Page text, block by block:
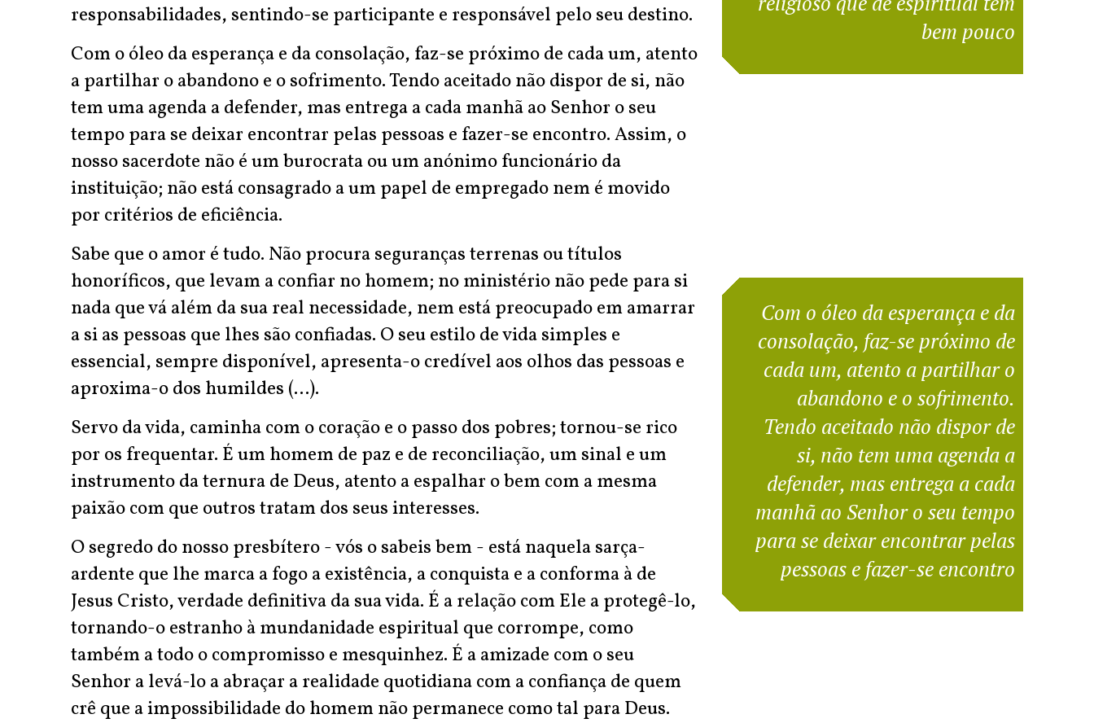
responsabilidades, sentindo-se participante e responsável pelo seu destino.
Com o óleo da esperança e da consolação, faz-se próximo de cada um, atento
a partilhar o abandono e o sofrimento. Tendo aceitado não dispor de si, não
tem uma agenda a defender, mas entrega a cada manhã ao Senhor o seu
tempo para se deixar encontrar pelas pessoas e fazer-se encontro. Assim, o
nosso sacerdote não é um burocrata ou um anónimo funcionário da
instituição; não está consagrado a um papel de empregado nem é movido
por critérios de eficiência.
Sabe que o amor é tudo. Não procura seguranças terrenas ou títulos
honoríficos, que levam a confiar no homem; no ministério não pede para si
nada que vá além da sua real necessidade, nem está preocupado em amarrar
a si as pessoas que lhes são confiadas. O seu estilo de vida simples e
essencial, sempre disponível, apresenta-o credível aos olhos das pessoas e
aproxima-o dos humildes (...).
Servo da vida, caminha com o coração e o passo dos pobres; tornou-se rico
por os frequentar. É um homem de paz e de reconciliação, um sinal e um
instrumento da ternura de Deus, atento a espalhar o bem com a mesma
paixão com que outros tratam dos seus interesses.
O segredo do nosso presbítero - vós o sabeis bem - está naquela sarça-
ardente que lhe marca a fogo a existência, a conquista e a conforma à de
Jesus Cristo, verdade definitiva da sua vida. É a relação com Ele a protegê-lo,
tornando-o estranho à mundanidade espiritual que corrompe, como
também a todo o compromisso e mesquinhez. É a amizade com o seu
Senhor a levá-lo a abraçar a realidade quotidiana com a confiança de quem
crê que a impossibilidade do homem não permanece como tal para Deus.
bem pouco
Com o óleo da esperança e da
consolação, faz-se próximo de
cada um, atento a partilhar o
abandono e o sofrimento.
Tendo aceitado não dispor de
si, não tem uma agenda a
defender, mas entrega a cada
manhã ao Senhor o seu tempo
para se deixar encontrar pelas
pessoas e fazer-se encontro